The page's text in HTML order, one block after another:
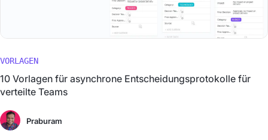
VORLAGEN
10 Vorlagen für asynchrone Entscheidungsprotokolle für
verteilte Teams
Praburam